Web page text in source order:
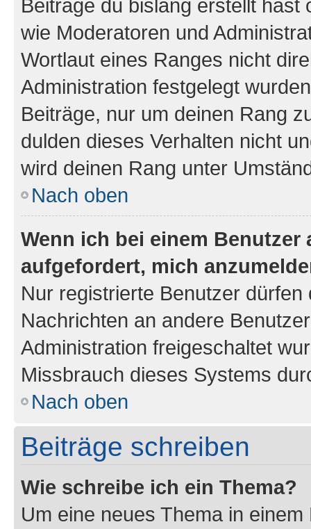
Beiträge du bislang erstellt
wie Moderatoren und
Wortlaut eines Ranges nicht
Administration festgelegt
Beiträge, nur um deinen Rang
dulden dieses Verhalten nicht
wird deinen Rang unter
Nach oben
Wenn ich bei einem
aufgefordert, mich
Nur registrierte Benutzer
Nachrichten an andere
Administration freigeschaltet
Missbrauch dieses Systems
Nach oben
Beiträge schreiben
Wie schreibe ich ein Thema?
Um eine neues Thema in